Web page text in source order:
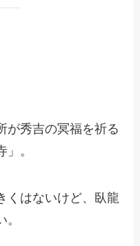
が秀吉の冥福を祈る
。
くはないけど、臥龍